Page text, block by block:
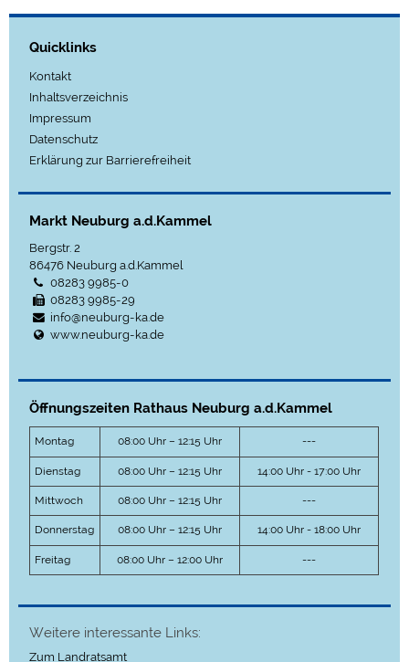
Quicklinks
Kontakt
Inhaltsverzeichnis
Impressum
Datenschutz
Erklärung zur Barrierefreiheit
Markt Neuburg a.d.Kammel
Bergstr. 2
86476 Neuburg a.d.Kammel
08283 9985-0
08283 9985-29
info@neuburg-ka.de
www.neuburg-ka.de
Öffnungszeiten Rathaus Neuburg a.d.Kammel
Montag 08:00 Uhr – 12:15 Uhr ---
Dienstag 08:00 Uhr – 12:15 Uhr 14:00 Uhr - 17:00 Uhr
Mittwoch 08:00 Uhr – 12:15 Uhr ---
Donnerstag 08:00 Uhr – 12:15 Uhr 14:00 Uhr - 18:00 Uhr
Freitag 08:00 Uhr – 12:00 Uhr ---
Weitere interessante Links:
Zum Landratsamt